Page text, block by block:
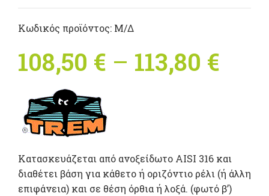
Κωδικός προϊόντος: Μ/Δ
108,50 € – 113,80 €
Κατασκευάζεται από ανοξείδωτο AISI 316 και
διαθέτει βάση για κάθετο ή οριζόντιο ρέλι (ή άλλη
επιφάνεια) και σε θέση όρθια ή λοξά. (φωτό β’)